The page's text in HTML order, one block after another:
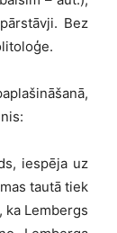
Bez
iespēja uz
tautā tiek
ka Lembergs